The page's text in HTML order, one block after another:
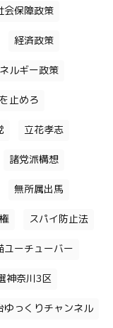
会保障政策
経済政策
ルギー政策
止めろ
立花孝志
諸党派構想
無所属出馬
スパイ防止法
ユーチューバー
神奈川3区
ゆっくりチャンネル